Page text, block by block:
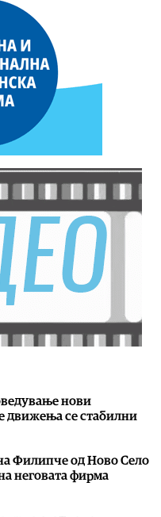
нови
движења се стабилни
Филипче од Ново Село
неговата фирма